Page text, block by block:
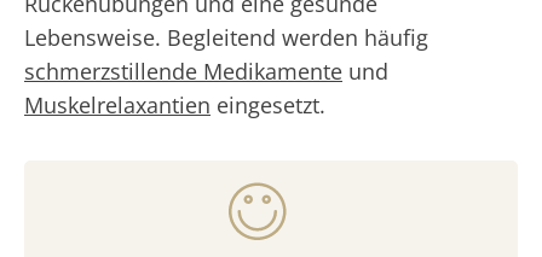
Lebensweise. Begleitend werden häufig
schmerzstillende Medikamente und
Muskelrelaxantien eingesetzt.